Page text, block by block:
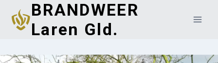
Doorgaan
naar
inhoud
BRANDWEER
Laren Gld.